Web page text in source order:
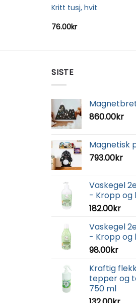
Kritt tusj, hvit
76.00kr
SISTE
860.00kr
Magnetisk
793.00kr
Vaskegel
- Kropp og
182.00kr
Vaskegel
- Kropp og
98.00kr
Kraftig
tepper og
750 ml